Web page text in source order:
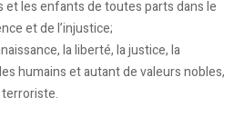
et les enfants de toutes parts dans le
et de l’injustice;
la liberté, la justice, la
humains et autant de valeurs nobles,